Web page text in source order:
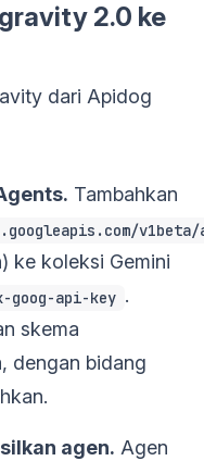
2.0 ke
dari Apidog
Tambahkan
v1beta/
ke koleksi Gemini
goog-api-key .
skema
dengan bidang
agen. Agen